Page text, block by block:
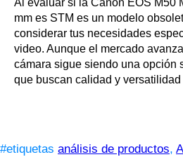
Al evaluar si la Canon EOS M50
mm es STM es un modelo
considerar tus necesidades
video. Aunque el mercado
cámara sigue siendo una opción
que buscan calidad y
#etiquetas análisis de productos,